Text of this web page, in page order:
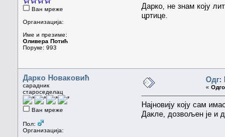
Ван мреже
Организација:
Име и презиме:
Оливера Потић
Поруке: 993
Дарко, не знам коју
цртице.
Дарко Новаковић
сарадник
староседелац
Ван мреже
Пол:
Организација:
Одг:
«
Најновију коју сам
Дакле, дозвољен је и